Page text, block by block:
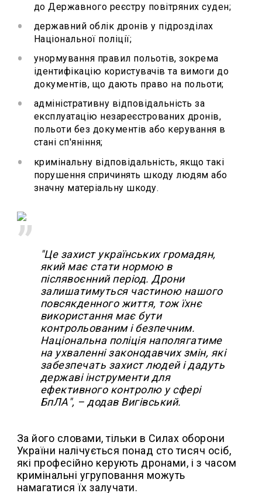
до Державного реєстру повітряних суден;
державний облік дронів у підрозділах
Національної поліції;
унормування правил польотів, зокрема
ідентифікацію користувачів та вимоги до
документів, що дають право на польоти;
адміністративну відповідальність за
експлуатацію незареєстрованих дронів,
польоти без документів або керування в
стані сп'яніння;
кримінальну відповідальність, якщо такі
порушення спричинять шкоду людям або
значну матеріальну шкоду.
"Це захист українських громадян,
який має стати нормою в
післявоєнний період. Дрони
залишатимуться частиною нашого
повсякденного життя, тож їхнє
використання має бути
контрольованим і безпечним.
Національна поліція наполягатиме
на ухваленні законодавчих змін, які
забезпечать захист людей і дадуть
державі інструменти для
ефективного контролю у сфері
БпЛА", – додав Вигівський.
За його словами, тільки в Силах оборони
України налічується понад сто тисяч осіб,
які професійно керують дронами, і з часом
кримінальні угруповання можуть
намагатися їх залучати.